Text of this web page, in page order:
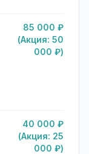
85 000 ₽
(Акция: 50
000 ₽)
40 000 ₽
(Акция: 25
000 ₽)